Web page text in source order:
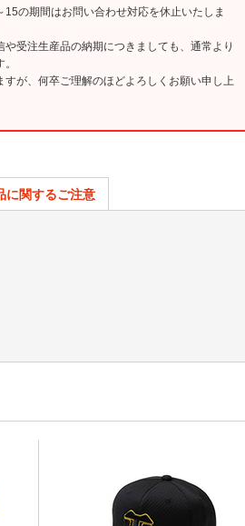
の期間はお問い合わせ対応を休止いたしま
や受注生産品の納期につきましても、通常より
すが、何卒ご理解のほどよろしくお願い申し上
に関するご注意